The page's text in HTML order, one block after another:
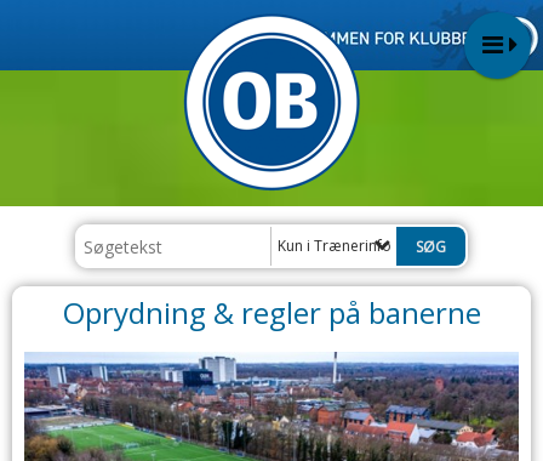
Kun i Trænerinfo
Oprydning & regler på banerne